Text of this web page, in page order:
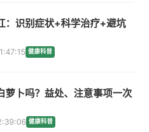
：识别症状+科学治疗+避坑
健康科普
萝卜吗？益处、注意事项一次
健康科普